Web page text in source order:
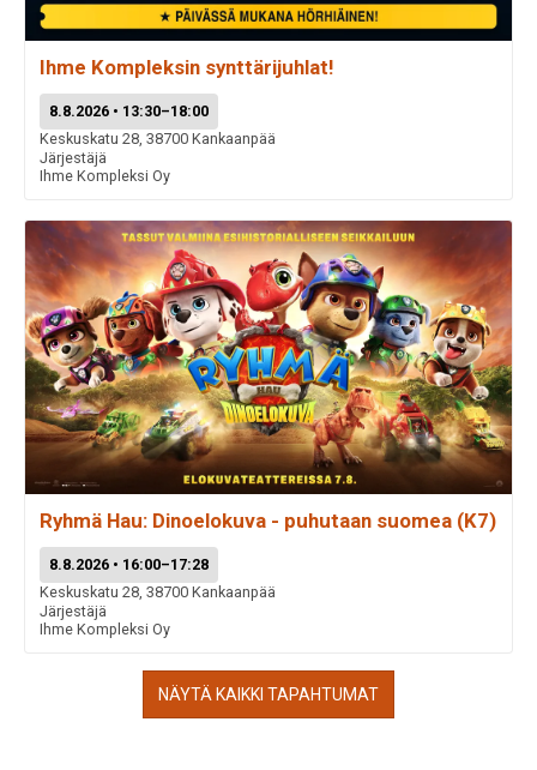
Ihme Kompleksin synttärijuhlat!
8.8.2026 • 13:30–18:00
Keskuskatu 28, 38700 Kankaanpää
Järjestäjä
Ihme Kompleksi Oy
Ryhmä Hau: Dinoelokuva - puhutaan suomea (K7)
8.8.2026 • 16:00–17:28
Keskuskatu 28, 38700 Kankaanpää
Järjestäjä
Ihme Kompleksi Oy
NÄYTÄ KAIKKI TAPAHTUMAT